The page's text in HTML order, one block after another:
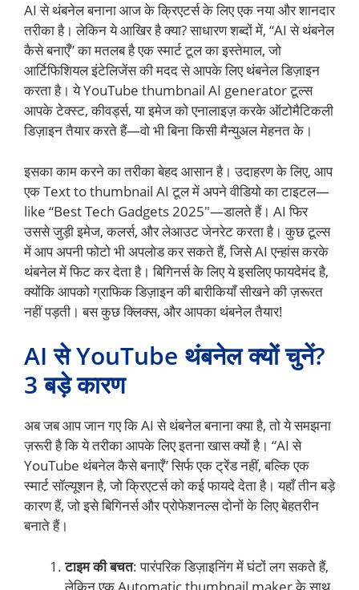
AI से थंबनेल बनाना आज के क्रिएटर्स के लिए एक नया और शानदार
तरीका है। लेकिन ये आखिर है क्या? साधारण शब्दों में, “AI से थंबनेल
कैसे बनाएँ” का मतलब है एक स्मार्ट टूल का इस्तेमाल, जो
आर्टिफिशियल इंटेलिजेंस की मदद से आपके लिए थंबनेल डिज़ाइन
करता है। ये YouTube thumbnail AI generator टूल्स
आपके टेक्स्ट, कीवर्ड्स, या इमेज को एनालाइज़ करके ऑटोमैटिकली
डिज़ाइन तैयार करते हैं—वो भी बिना किसी मैन्युअल मेहनत के।
इसका काम करने का तरीका बेहद आसान है। उदाहरण के लिए, आप
एक Text to thumbnail AI टूल में अपने वीडियो का टाइटल—
like “Best Tech Gadgets 2025″—डालते हैं। AI फिर
उससे जुड़ी इमेज, कलर्स, और लेआउट जेनरेट करता है। कुछ टूल्स
में आप अपनी फोटो भी अपलोड कर सकते हैं, जिसे AI एन्हांस करके
थंबनेल में फिट कर देता है। बिगिनर्स के लिए ये इसलिए फायदेमंद है,
क्योंकि आपको ग्राफिक डिज़ाइन की बारीकियाँ सीखने की ज़रूरत
नहीं पड़ती। बस कुछ क्लिक्स, और आपका थंबनेल तैयार!
AI से YouTube थंबनेल क्यों चुनें?
3 बड़े कारण
अब जब आप जान गए कि AI से थंबनेल बनाना क्या है, तो ये समझना
ज़रूरी है कि ये तरीका आपके लिए इतना खास क्यों है। “AI से
YouTube थंबनेल कैसे बनाएँ” सिर्फ एक ट्रेंड नहीं, बल्कि एक
स्मार्ट सॉल्यूशन है, जो क्रिएटर्स को कई फायदे देता है। यहाँ तीन बड़े
कारण हैं, जो इसे बिगिनर्स और प्रोफेशनल्स दोनों के लिए बेहतरीन
बनाते हैं।
टाइम की बचत: पारंपरिक डिज़ाइनिंग में घंटों लग सकते हैं,
लेकिन एक Automatic thumbnail maker के साथ